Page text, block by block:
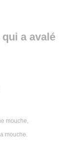
a avalé
mouche,
mouche.